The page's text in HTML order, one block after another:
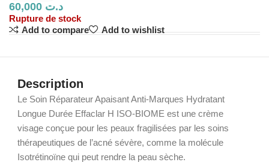
د.ت
Rupture de stock
Add to compare
Add to wishlist
Description
Le Soin Réparateur Apaisant Anti-Marques Hydratant
Longue Durée Effaclar H ISO-BIOME est une crème
visage conçue pour les peaux fragilisées par les soins
thérapeutiques de l’acné sévère, comme la molécule
Isotrétinoïne qui peut rendre la peau sèche.